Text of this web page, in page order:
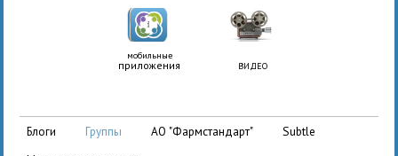
мобильные
приложения ВИДЕО
блоги группы АО "Фармстандарт"
Subtle